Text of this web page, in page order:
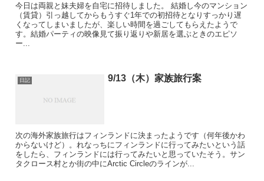
今日は両親と妹夫婦を自宅に招待しました。 結婚し今のマンション
（賃貸）引っ越してからもうすぐ1年での初招待となりすっかり遅
くなってしまいましたが、楽しい時間を過ごしてもらえたようで
す。結婚パーティの映像見て振り返りや新居を選ぶときのエピソ
ー...
日記 9/13（木）家族旅行案
次の海外家族旅行はフィンランドに決まったようです（何年後かわ
からないけど）。れなっちにフィンランドに行ってみたいという話
をしたら、フィンランドには行ってみたいと思っていたそう。サン
タクロース村とか街の中にArctic Circleのラインが...